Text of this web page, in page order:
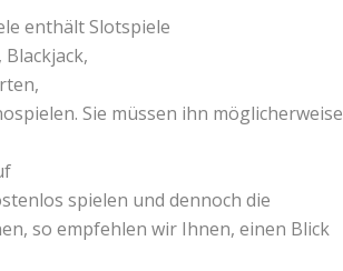
enthält Slotspiele
Sie müssen ihn möglicherweise
spielen und dennoch die
so empfehlen wir Ihnen, einen Blick